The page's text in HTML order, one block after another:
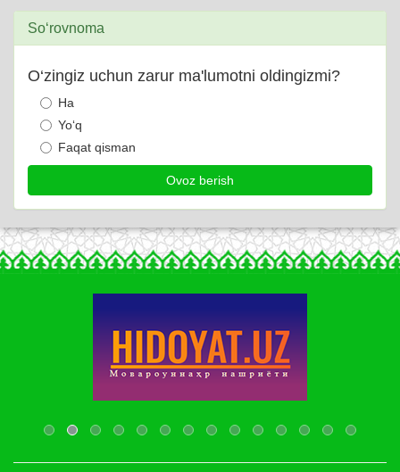
So‘rovnoma
O‘zingiz uchun zarur ma'lumotni oldingizmi?
Ha
Yo‘q
Faqat qisman